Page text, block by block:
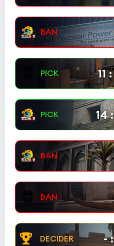
11 :
14 :
- :